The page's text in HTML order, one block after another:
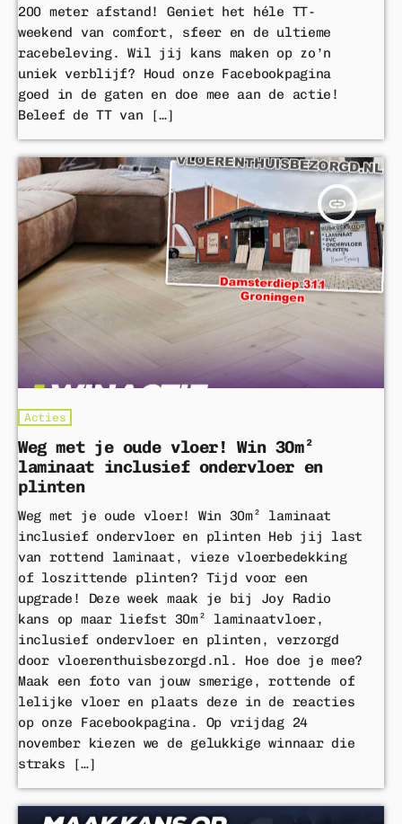
Win een glamping-verblijf voor
2 personen tijdens het TT-
weekend!
MEER ACTIES chevron_right
200 meter afstand! Geniet het héle TT-
weekend van comfort, sfeer en de ultieme
racebeleving. Wil jij kans maken op zo’n
uniek verblijf? Houd onze Facebookpagina
goed in de gaten en doe mee aan de actie!
Beleef de TT van […]
insert_link
Acties
Weg met je oude vloer! Win 30m²
laminaat inclusief ondervloer en
plinten
Weg met je oude vloer! Win 30m² laminaat
inclusief ondervloer en plinten Heb jij last
van rottend laminaat, vieze vloerbedekking
of loszittende plinten? Tijd voor een
upgrade! Deze week maak je bij Joy Radio
kans op maar liefst 30m² laminaatvloer,
inclusief ondervloer en plinten, verzorgd
door vloerenthuisbezorgd.nl. Hoe doe je mee?
Maak een foto van jouw smerige, rottende of
lelijke vloer en plaats deze in de reacties
op onze Facebookpagina. Op vrijdag 24
november kiezen we de gelukkige winnaar die
straks […]